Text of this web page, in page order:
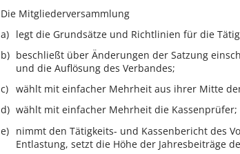
Die Mitgliederversammlung
legt die Grundsätze und Richtlinien für die
beschließt über Änderungen der Satzung
und die Auflösung des Verbandes;
wählt mit einfacher Mehrheit aus ihrer Mitte
wählt mit einfacher Mehrheit die Kassenprüfer;
nimmt den Tätigkeits- und Kassenbericht des
Entlastung, setzt die Höhe der Jahresbeiträge